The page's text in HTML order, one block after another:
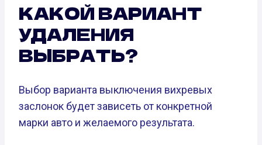
КАКОЙ ВАРИАНТ
УДАЛЕНИЯ
ВЫБРАТЬ?
Выбор варианта выключения вихревых
заслонок будет зависеть от конкретной
марки авто и желаемого результата.